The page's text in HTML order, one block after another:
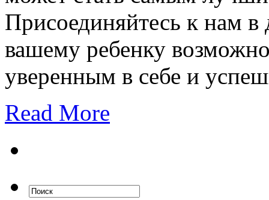
Присоединяйтесь к нам в
вашему ребенку
уверенным в себе и
Read More